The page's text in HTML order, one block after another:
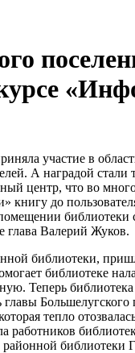
участие в
А наградой
центр, что во
книгу до
глава Валерий Жуков.
библиотеки,
библиотеке
Теперь
тепло
работников
библиотеки